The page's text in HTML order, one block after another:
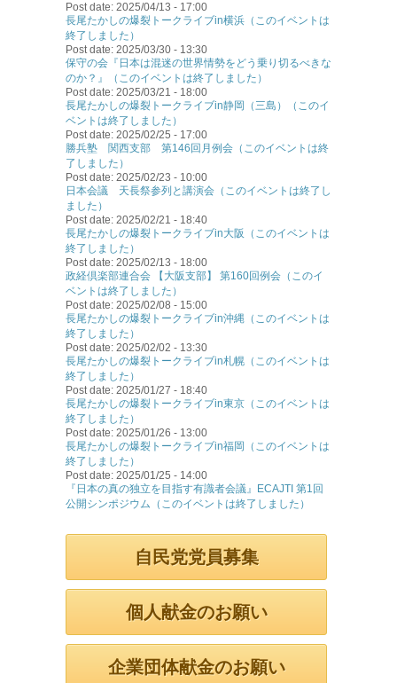
Post date: 2025/04/13 - 17:00
長尾たかしの爆裂トークライブin横浜（このイベントは
終了しました）
Post date: 2025/03/30 - 13:30
保守の会『日本は混迷の世界情勢をどう乗り切るべきな
のか？』（このイベントは終了しました）
Post date: 2025/03/21 - 18:00
長尾たかしの爆裂トークライブin静岡（三島）（このイ
ベントは終了しました）
Post date: 2025/02/25 - 17:00
勝兵塾 関西支部 第146回月例会（このイベントは終
了しました）
Post date: 2025/02/23 - 10:00
日本会議 天長祭参列と講演会（このイベントは終了し
ました）
Post date: 2025/02/21 - 18:40
長尾たかしの爆裂トークライブin大阪（このイベントは
終了しました）
Post date: 2025/02/13 - 18:00
政経倶楽部連合会 【大阪支部】 第160回例会（このイ
ベントは終了しました）
Post date: 2025/02/08 - 15:00
長尾たかしの爆裂トークライブin沖縄（このイベントは
終了しました）
Post date: 2025/02/02 - 13:30
長尾たかしの爆裂トークライブin札幌（このイベントは
終了しました）
Post date: 2025/01/27 - 18:40
長尾たかしの爆裂トークライブin東京（このイベントは
終了しました）
Post date: 2025/01/26 - 13:00
長尾たかしの爆裂トークライブin福岡（このイベントは
終了しました）
Post date: 2025/01/25 - 14:00
『日本の真の独立を目指す有識者会議』ECAJTI 第1回
公開シンポジウム（このイベントは終了しました）
自民党党員募集
個人献金のお願い
企業団体献金のお願い